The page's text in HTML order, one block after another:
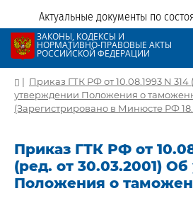
Актуальные документы по
ЗАКОНЫ, КОДЕКСЫ И
НОРМАТИВНО-ПРАВОВЫЕ АКТЫ
РОССИЙСКОЙ ФЕДЕРАЦИИ
| Приказ ГТК РФ от 10.08.1993 N 314
утверждении Положения о
(Зарегистрировано в Минюсте РФ
Приказ ГТК РФ от
(ред. от 30.03.2001)
Положения о